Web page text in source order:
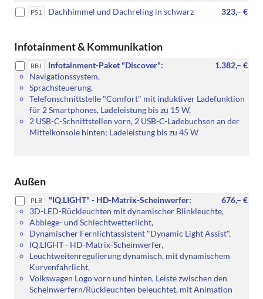
PS1 323,– €
Dachhimmel und Dachreling in schwarz
Infotainment & Kommunikation
RBJ 1.382,– €
Infotainment-Paket "Discover":
Navigationssystem,
Sprachsteuerung,
Telefonschnittstelle "Comfort" mit induktiver Ladefunktion
für 2 Smartphones, Ladeleistung bis zu 15 W,
2 USB-C-Schnittstellen vorn, 2 USB-C-Ladebuchsen an der
Mittelkonsole hinten; Ladeleistung bis zu 45 W
Außen
PLB 676,– €
"IQ.LIGHT" - HD-Matrix-Scheinwerfer:
3D-LED-Rückleuchten mit dynamischer Blinkleuchte,
Abbiege- und Schlechtwetterlicht,
Dynamischer Fernlichtassistent "Dynamic Light Assist",
IQ.LIGHT - HD-Matrix-Scheinwerfer,
Leuchtweitenregulierung dynamisch, mit dynamischem
Kurvenfahrlicht,
Volkswagen Logo vorn und hinten, Leiste zwischen den
Scheinwerfern/Rückleuchten beleuchtet, mit Animation